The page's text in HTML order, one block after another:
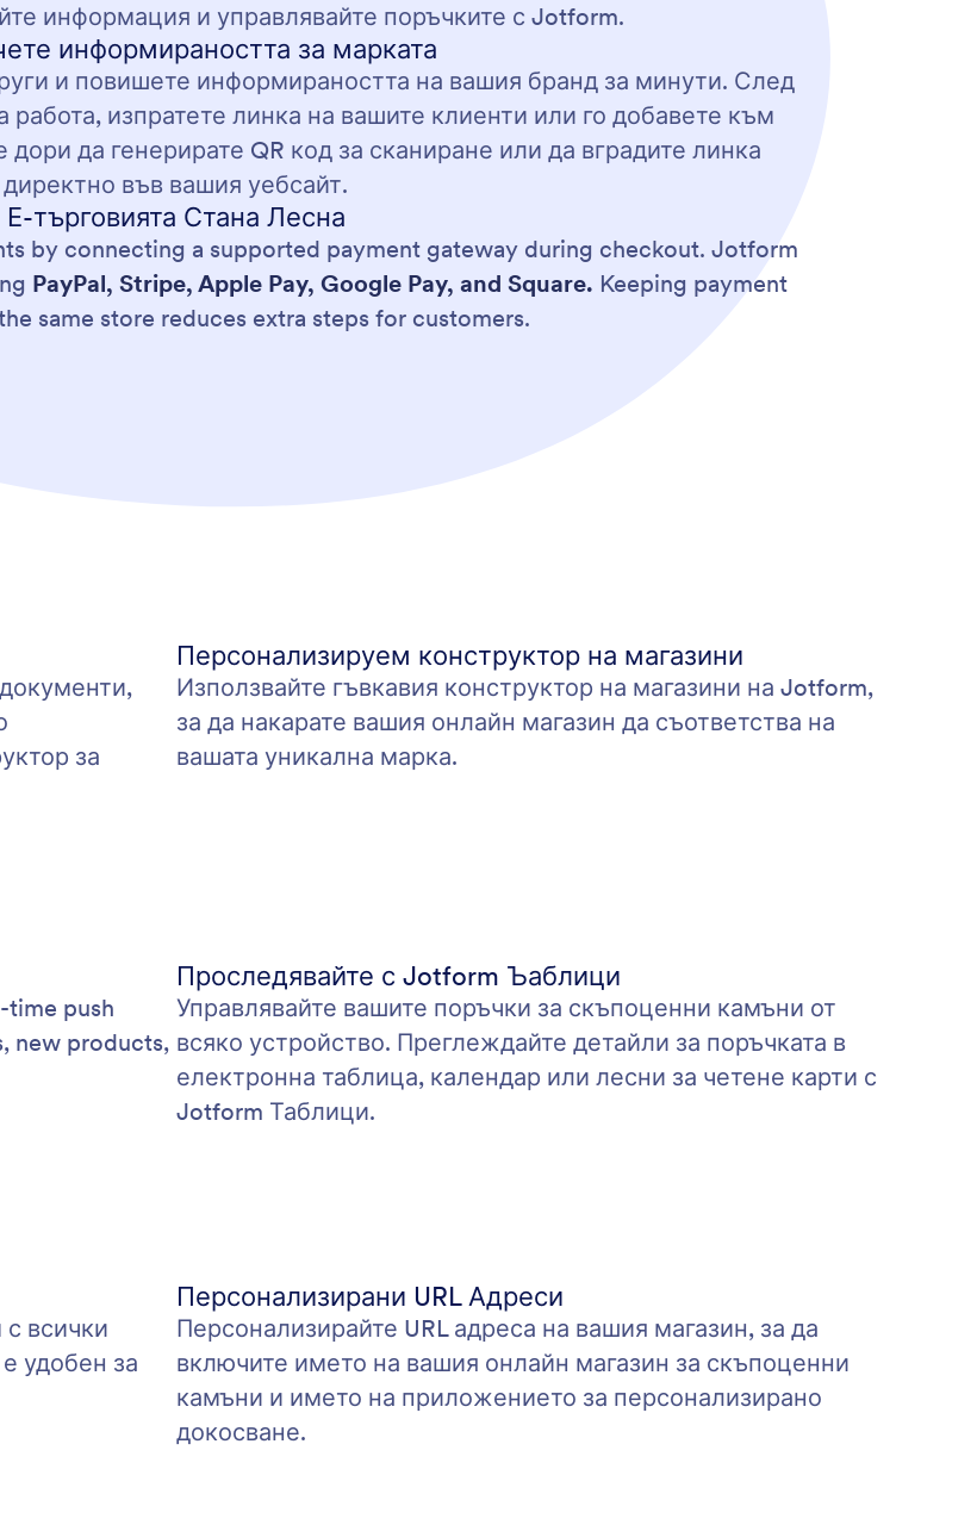
информация и управлявайте поръчките с Jotform.
информираността за марката
и повишете информираността на вашия бранд за минути. След
изпратете линка на вашите клиенти или го добавете към
да генерирате QR код за сканиране или да вградите линка
директно във вашия уебсайт.
Е-търговията Стана Лесна
by connecting a supported payment gateway during checkout. Jotform
PayPal, Stripe, Apple Pay, Google Pay, and Square. Keeping payment
same store reduces extra steps for customers.
за
Персонализируем конструктор на магазини
Използвайте гъвкавия конструктор на магазини на Jotform,
за да накарате вашия онлайн магазин да съответства на
вашата уникална марка.
time push
new products,
Проследявайте с Jotform Ъаблици
Управлявайте вашите поръчки за скъпоценни камъни от
всяко устройство. Преглеждайте детайли за поръчката в
електронна таблица, календар или лесни за четене карти с
Jotform Таблици.
всички
удобен за
Персонализирани URL Адреси
Персонализирайте URL адреса на вашия магазин, за да
включите името на вашия онлайн магазин за скъпоценни
камъни и името на приложението за персонализирано
докосване.